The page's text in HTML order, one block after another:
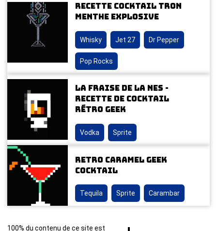
Recette Cocktail Tron
Menthe Explosive
Whisky Jet 27 Dr Pepper
Pop Rocks
La Fraise de la NES -
Recette de cocktail
rétro geek
Vodka Sprite
Retro Caramel Geek
Cocktail
Tequila Sprite Carambar
100% du contenu de ce site est